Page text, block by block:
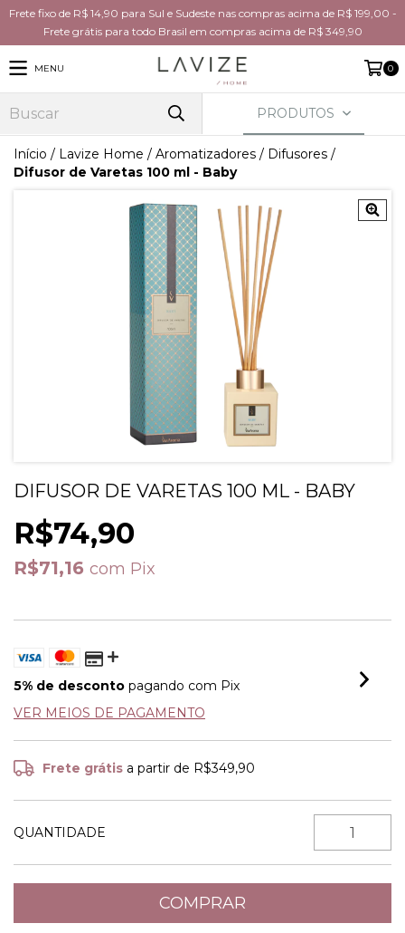
Frete fixo de R$ 14,90 para Sul e Sudeste nas compras acima de R$ 199,00 -
Frete grátis para todo Brasil em compras acima de R$ 349,90
MENU 0
PRODUTOS
Início / Lavize Home / Aromatizadores / Difusores /
Difusor de Varetas 100 ml - Baby
DIFUSOR DE VARETAS 100 ML - BABY
R$74,90
R$71,16 com Pix
5% de desconto pagando com Pix
VER MEIOS DE PAGAMENTO
Frete grátis a partir de R$349,90
QUANTIDADE